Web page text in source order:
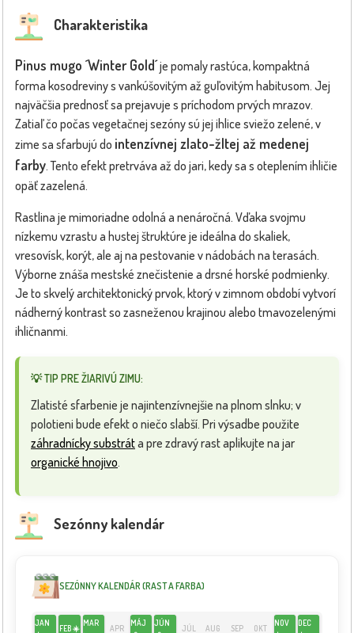
Charakteristika
Pinus mugo ´Winter Gold´je pomaly rastúca, kompaktná
forma kosodreviny s vankúšovitým až guľovitým habitusom. Jej
najväčšia prednosť sa prejavuje s príchodom prvých mrazov.
Zatiaľ čo počas vegetačnej sezóny sú jej ihlice sviežo zelené, v
zime sa sfarbujú do intenzívnej zlato-žltej až medenej
farby. Tento efekt pretrváva až do jari, kedy sa s oteplením ihličie
opäť zazelená.
Rastlina je mimoriadne odolná a nenáročná. Vďaka svojmu
nízkemu vzrastu a hustej štruktúre je ideálna do skaliek,
vresovísk, korýt, ale aj na pestovanie v nádobách na terasách.
Výborne znáša mestské znečistenie a drsné horské podmienky.
Je to skvelý architektonický prvok, ktorý v zimnom období vytvorí
nádherný kontrast so zasneženou krajinou alebo tmavozelenými
ihličnanmi.
💡 TIP PRE ŽIARIVÚ ZIMU:
Zlatisté sfarbenie je najintenzívnejšie na plnom slnku; v
polotieni bude efekt o niečo slabší. Pri výsadbe použite
záhradnícky substráta pre zdravý rast aplikujte na jar
organické hnojivo.
Sezónny kalendár
SEZÓNNY KALENDÁR (RAST A FARBA)
JAN
FEB ☀️
MAR
APR
MÁJ
JÚN
JÚL AUG SEP OKT
NOV
DEC